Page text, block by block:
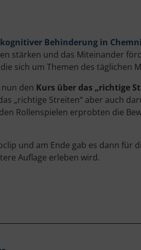
Behinderung in
stärken und das Miteinander
sich um Themen des täglichen
den Kurs über das „richtige
„richtige Streiten“ aber auch
Rollenspielen erprobten die
und am Ende gab es dann für
Auflage erleben wird.